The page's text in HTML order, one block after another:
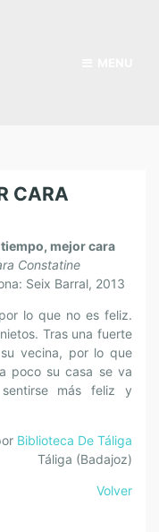
CARA
mejor cara
Constatine
Seix Barral, 2013
lo que no es feliz.
Tras una fuerte
vecina, por lo que
poco su casa se va
más feliz y
Biblioteca De Táliga
Táliga (Badajoz)
Volver